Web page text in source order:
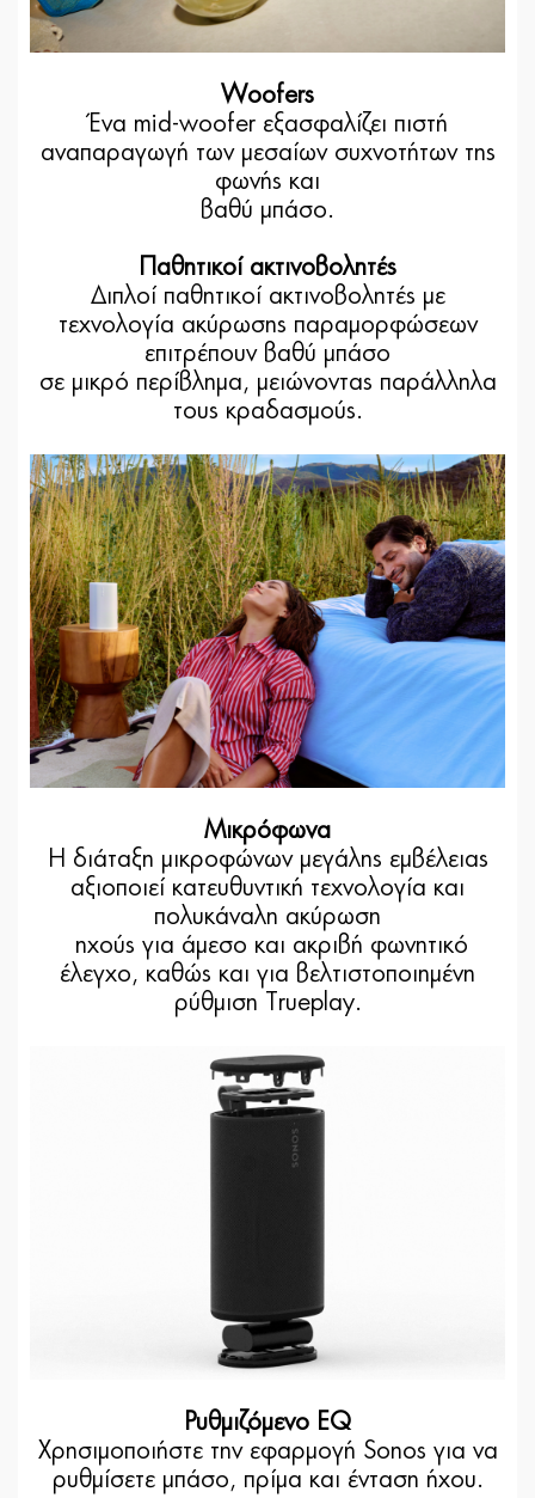
Woofers
Ένα mid-woofer εξασφαλίζει πιστή
αναπαραγωγή των μεσαίων συχνοτήτων της
φωνής και
βαθύ μπάσο.
Παθητικοί ακτινοβολητές
Διπλοί παθητικοί ακτινοβολητές με
τεχνολογία ακύρωσης παραμορφώσεων
επιτρέπουν βαθύ μπάσο
σε μικρό περίβλημα, μειώνοντας παράλληλα
τους κραδασμούς.
Μικρόφωνα
Η διάταξη μικροφώνων μεγάλης εμβέλειας
αξιοποιεί κατευθυντική τεχνολογία και
πολυκάναλη ακύρωση
ηχούς για άμεσο και ακριβή φωνητικό
έλεγχο, καθώς και για βελτιστοποιημένη
ρύθμιση Trueplay.
Ρυθμιζόμενο EQ
Χρησιμοποιήστε την εφαρμογή Sonos για να
ρυθμίσετε μπάσο, πρίμα και ένταση ήχου.